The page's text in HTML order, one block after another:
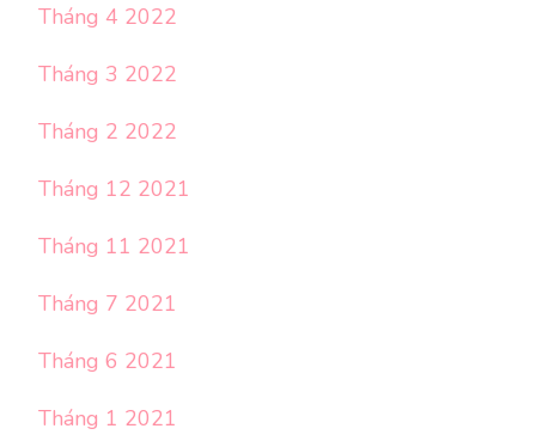
Tháng 4 2022
Tháng 3 2022
Tháng 2 2022
Tháng 12 2021
Tháng 11 2021
Tháng 7 2021
Tháng 6 2021
Tháng 1 2021